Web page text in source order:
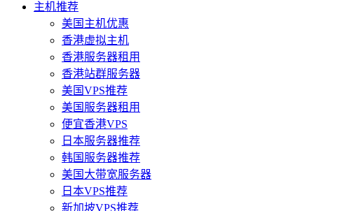
主机推荐
美国主机优惠
香港虚拟主机
香港服务器租用
香港站群服务器
美国VPS推荐
美国服务器租用
便宜香港VPS
日本服务器推荐
韩国服务器推荐
美国大带宽服务器
日本VPS推荐
新加坡VPS推荐